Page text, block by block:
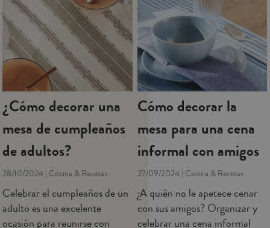
¿Cómo decorar una
mesa de cumpleaños
de adultos?
28/10/2024 | Cocina & Recetas
Celebrar el cumpleaños de un
adulto es una excelente
ocasión para reunirse con
Cómo decorar la
mesa para una cena
informal con amigos
27/09/2024 | Cocina & Recetas
¿A quién no le apetece cenar
con sus amigos? Organizar y
celebrar una cena informal